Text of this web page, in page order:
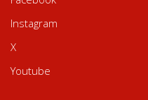
Instagram
X
Youtube